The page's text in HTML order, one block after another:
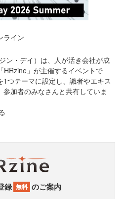
ライン
ン・デイ）は、人が活き会社が成
HRzine」が主催するイベントで
つテーマに設定し、識者やエキス
加者のみなさんと共有していま
録 無料 のご案内